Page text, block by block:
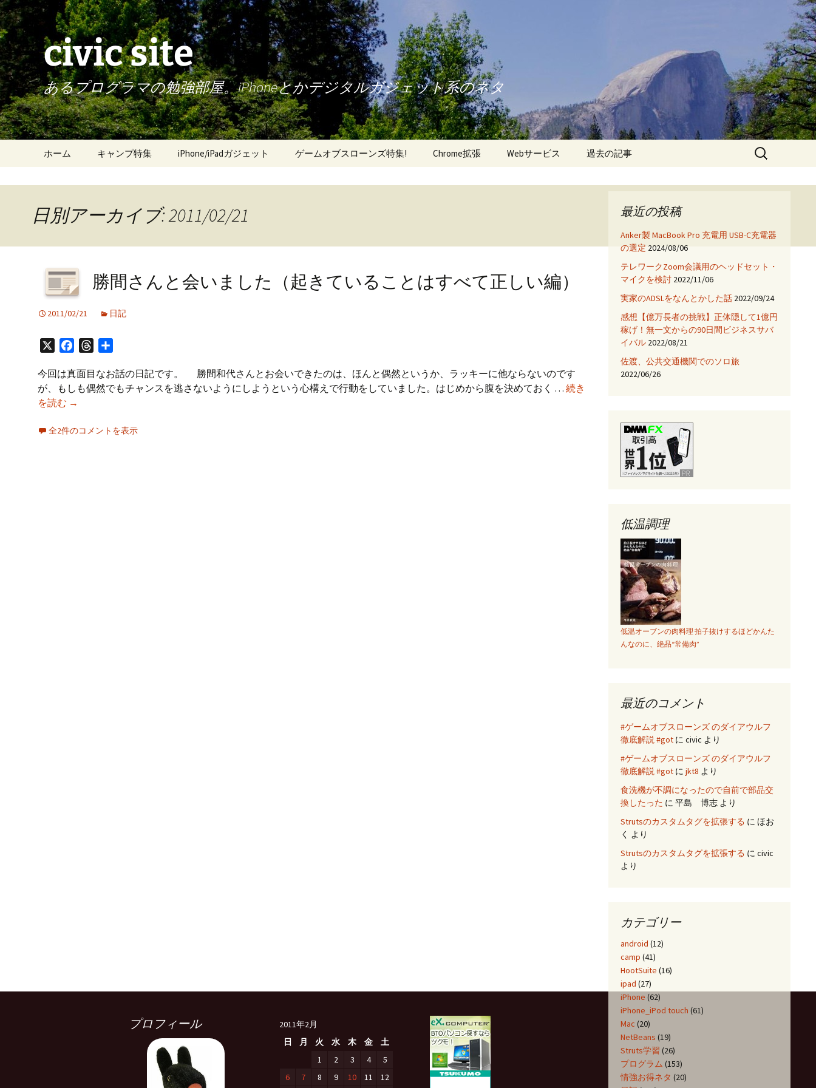
civic site
あるプログラマの勉強部屋。iPhoneとかデジタルガジェット系のネタ
ツ
へ
キ
ホーム キャンプ特集 iPhone/iPadガジェット ゲームオブスローンズ特集! Chrome拡張 Webサービス 過去の記事
iPhone7 フィルム・ケー
JNIを使ってみる
AjaxTagsを使ってみる
eclipse -乗り換え→
NetBeans
検
索:
日別アーカイブ: 2011/02/21
勝間さんと会いました（起きていることはすべて正しい編）
2011/02/21 日記
FacebookThreads
今回は真面目なお話の日記です。 勝間和代さんとお会いできたのは、ほんと偶然というか、ラッキーに他ならないのです
が、もしも偶然でもチャンスを逃さないようにしようという心構えで行動をしていました。はじめから腹を決めておく … 続き
を読む 勝
さ
→
全2件のコメントを表示
最近の投稿
Anker製 MacBook Pro 充電用 USB-C充電器
の選定 2024/08/06
テレワークZoom会議用のヘッドセット・
マイクを検討 2022/11/06
実家のADSLをなんとかした話 2022/09/24
感想【億万長者の挑戦】正体隠して1億円
稼げ！無一文からの90日間ビジネスサバ
イバル 2022/08/21
佐渡、公共交通機関でのソロ旅
2022/06/26
低温調理
低温オーブンの肉料理 拍子抜けするほどかんた
んなのに、絶品“常備肉”
最近のコメント
#ゲームオブスローンズ のダイアウルフ
徹底解説 #got に civic より
#ゲームオブスローンズ のダイアウルフ
徹底解説 #got に jkt8 より
食洗機が不調になったので自前で部品交
換したった に 平島 博志 より
Strutsのカスタムタグを拡張する に ほお
く より
Strutsのカスタムタグを拡張する に civic
より
カテゴリー
android (12)
camp (41)
HootSuite (16)
ipad (27)
iPhone (62)
iPhone_iPod touch (61)
Mac (20)
NetBeans (19)
Struts学習 (26)
プログラム (153)
情強お得ネタ (20)
プロフィール
2011年2月
日
月 火 水 木 金
土
1
2 3 4
5
6
7 8 9 10 11 12